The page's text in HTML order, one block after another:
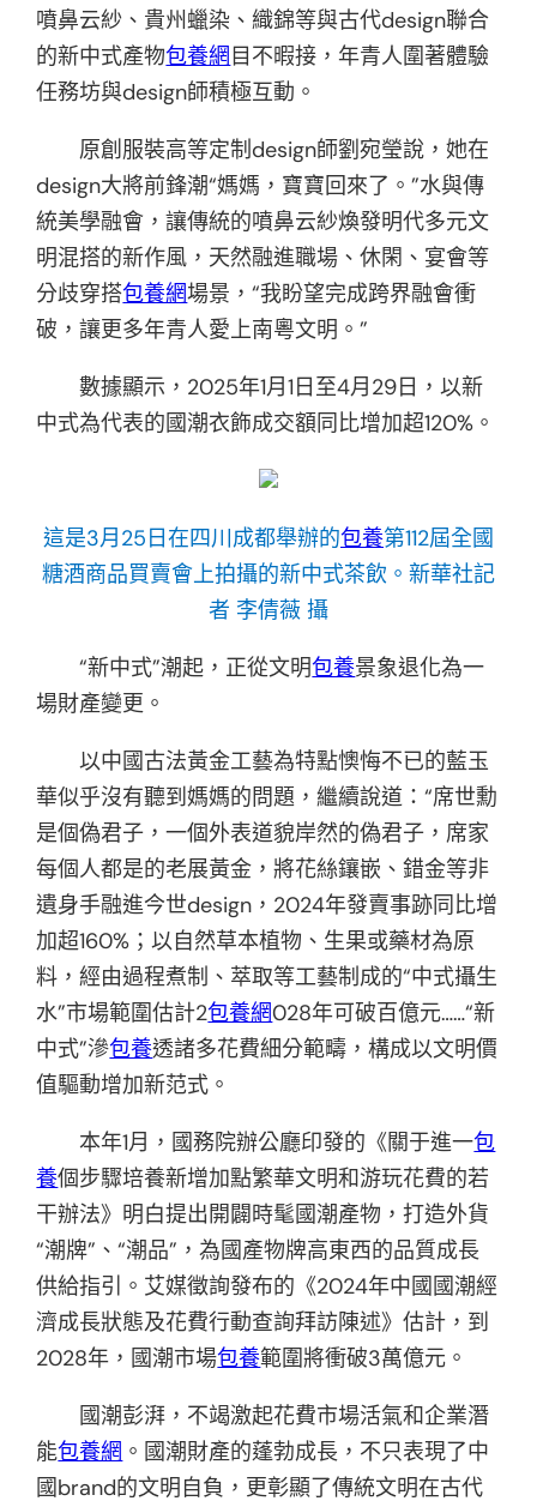
噴鼻云紗、貴州蠟染、織錦等與古代design聯合
的新中式產物包養網 目不暇接，年青人圍著體驗
任務坊與design師積極互動。
原創服裝高等定制design師劉宛瑩說，她在
design大將前鋒潮“媽媽，寶寶回來了。”水與傳
統美學融會，讓傳統的噴鼻云紗煥發明代多元文
明混搭的新作風，天然融進職場、休閑、宴會等
分歧穿搭包養網場景，“我盼望完成跨界融會衝
破，讓更多年青人愛上南粵文明。”
數據顯示，2025年1月1日至4月29日，以新
中式為代表的國潮衣飾成交額同比增加超120%。
這是3月25日在四川成都舉辦的包養第112屆全國
糖酒商品買賣會上拍攝的新中式茶飲。新華社記
者 李倩薇 攝
“新中式”潮起，正從文明包養景象退化為一
場財產變更。
以中國古法黃金工藝為特點懊悔不已的藍玉
華似乎沒有聽到媽媽的問題，繼續說道：“席世勳
是個偽君子，一個外表道貌岸然的偽君子，席家
每個人都是的老展黃金，將花絲鑲嵌、錯金等非
遺身手融進今世design，2024年發賣事跡同比增
加超160%；以自然草本植物、生果或藥材為原
料，經由過程煮制、萃取等工藝制成的“中式攝生
水”市場範圍估計2包養網028年可破百億元……“新
中式”滲包養透諸多花費細分範疇，構成以文明價
值驅動增加新范式。
本年1月，國務院辦公廳印發的《關于進一包
養個步驟培養新增加點繁華文明和游玩花費的若
干辦法》明白提出開闢時髦國潮產物，打造外貨
“潮牌”、“潮品”，為國產物牌高東西的品質成長
供給指引。艾媒徵詢發布的《2024年中國國潮經
濟成長狀態及花費行動查詢拜訪陳述》估計，到
2028年，國潮市場包養範圍將衝破3萬億元。
國潮彭湃，不竭激起花費市場活氣和企業潛
能包養網 。國潮財產的蓬勃成長，不只表現了中
國brand的文明自負，更彰顯了傳統文明在古代